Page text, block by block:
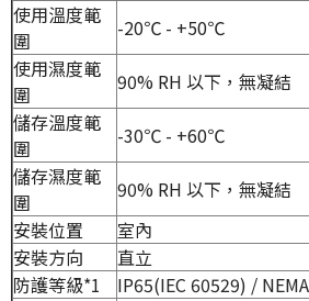
使用溫度範
圍
-20℃ - +50℃
使用濕度範
圍
90% RH 以下，無凝結
儲存溫度範
圍
-30℃ - +60℃
儲存濕度範
圍
90% RH 以下，無凝結
安裝位置
室內
安裝方向
直立
防護等級*1
IP65(IEC 60529) /